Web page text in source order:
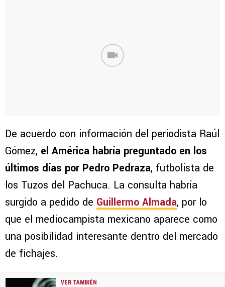
De acuerdo con información del periodista Raúl
Gómez, el América habría preguntado en los
últimos días por Pedro Pedraza, futbolista de
los Tuzos del Pachuca. La consulta habría
surgido a pedido de Guillermo Almada, por lo
que el mediocampista mexicano aparece como
una posibilidad interesante dentro del mercado
de fichajes.
VER TAMBIÉN